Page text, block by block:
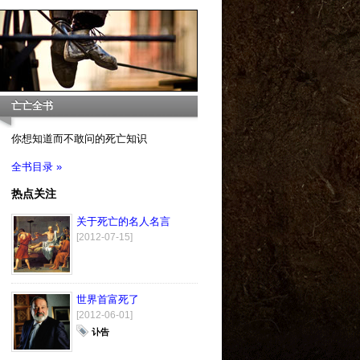
亡亡全书
你想知道而不敢问的死亡知识
全书目录 »
热点关注
关于死亡的名人名言
[2012-07-15]
世界首富死了
[2012-06-01]
讣告